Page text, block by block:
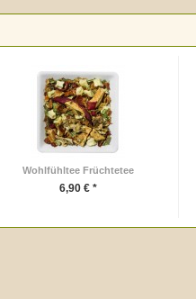
Wohlfühltee Früchtetee
6,90 € *